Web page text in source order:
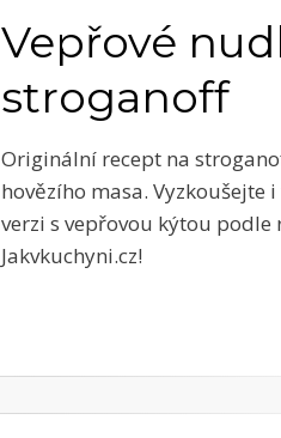
Vepřové
stroganoff
Originální recept na
hovězího masa. Vyzkoušejte
verzi s vepřovou kýtou podle
Jakvkuchyni.cz!